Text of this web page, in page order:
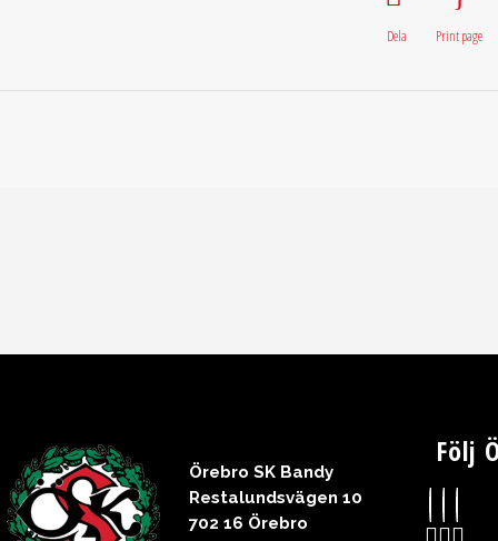
Dela Print page
Örebro SK Bandy
Restalundsvägen 10
702 16 Örebro
Följ